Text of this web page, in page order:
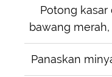
Potong kasar
bawang
Panaskan